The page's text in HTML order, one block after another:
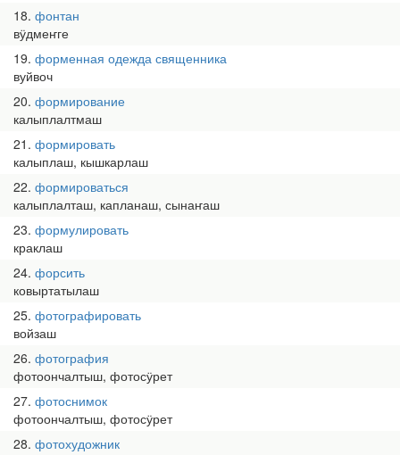
18 фонтан
вӱдмеҥге
19 форменная одежда священника
вуйвоч
20 формирование
калыплалтмаш
21 формировать
калыплаш, кышкарлаш
22 формироваться
калыплалташ, капланаш, сынаҥаш
23 формулировать
краклаш
24 форсить
ковыртатылаш
25 фотографировать
войзаш
26 фотография
фотоончалтыш, фотосӱрет
27 фотоснимок
фотоончалтыш, фотосӱрет
28 фотохудожник